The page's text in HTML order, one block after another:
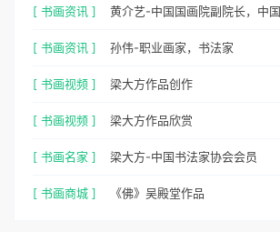
[ 书画资讯 ]
[ 书画资讯 ] 孙伟-职业画家，书法家
[ 书画视频 ] 梁大方作品创作
[ 书画视频 ] 梁大方作品欣赏
[ 书画名家 ] 梁大方-中国书法家协会会员
[ 书画商城 ] 《佛》吴殿堂作品